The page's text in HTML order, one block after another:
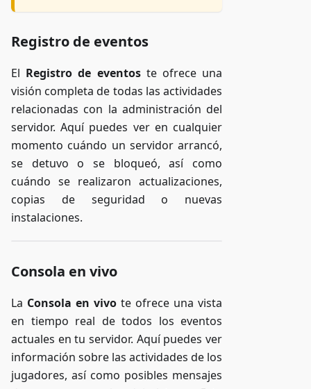
Registro de eventos
El Registro de eventoste ofrece una
visión completa de todas las actividades
relacionadas con la administración del
servidor. Aquí puedes ver en cualquier
momento cuándo un servidor arrancó,
se detuvo o se bloqueó, así como
cuándo se realizaron actualizaciones,
copias de seguridad o nuevas
instalaciones.
Consola en vivo
La Consola en vivo te ofrece una vista
en tiempo real de todos los eventos
actuales en tu servidor. Aquí puedes ver
información sobre las actividades de los
jugadores, así como posibles mensajes